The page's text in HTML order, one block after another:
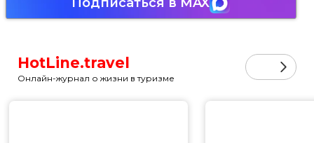
HotLine.travel
Онлайн-журнал о жизни в туризме